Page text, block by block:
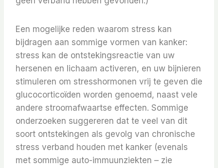
Een mogelijke reden waarom stress kan
bijdragen aan sommige vormen van kanker:
stress kan de ontstekingsreactie van uw
hersenen en lichaam activeren, en uw bijnieren
stimuleren om stresshormonen vrij te geven die
glucocorticoïden worden genoemd, naast vele
andere stroomafwaartse effecten. Sommige
onderzoeken suggereren dat te veel van dit
soort ontstekingen als gevolg van chronische
stress verband houden met kanker (evenals
met sommige auto-immuunziekten – zie